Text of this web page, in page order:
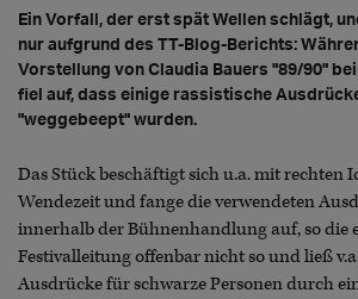
Ein Vorfall, der erst spät Wellen schlägt,
nur aufgrund des TT-Blog-Berichts:
Vorstellung von Claudia Bauers "89/90"
fiel auf, dass einige rassistische
"weggebeept" wurden.
Das Stück beschäftigt sich u.a. mit rechten
Wendezeit und fange die verwendeten
innerhalb der Bühnenhandlung auf, so die
Festivalleitung offenbar nicht so und ließ
Ausdrücke für schwarze Personen durch